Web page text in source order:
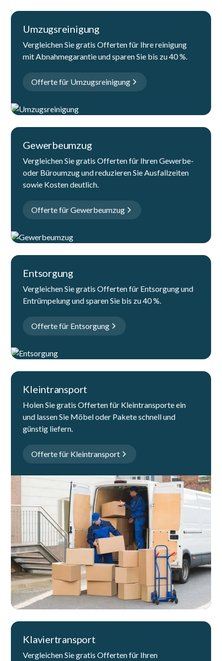
Umzugsreinigung
Vergleichen Sie gratis Offerten für Ihre reinigung
mit Abnahmegarantie und sparen Sie bis zu 40 %.
Offerte für Umzugsreinigung
Gewerbeumzug
Vergleichen Sie gratis Offerten für Ihren Gewerbe-
oder Büroumzug und reduzieren Sie Ausfallzeiten
sowie Kosten deutlich.
Offerte für Gewerbeumzug
Entsorgung
Vergleichen Sie gratis Offerten für Entsorgung und
Entrümpelung und sparen Sie bis zu 40 %.
Offerte für Entsorgung
Kleintransport
Holen Sie gratis Offerten für Kleintransporte ein
und lassen Sie Möbel oder Pakete schnell und
günstig liefern.
Offerte für Kleintransport
Klaviertransport
Vergleichen Sie gratis Offerten für Ihren